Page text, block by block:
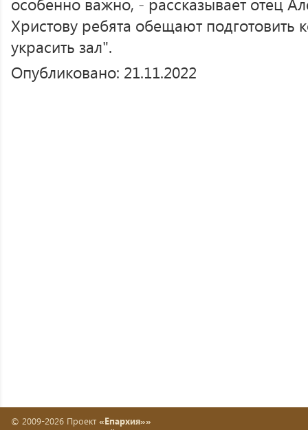
Христову ребята обещают подготовить
украсить зал".
Опубликовано: 21.11.2022
© 2009-2026 Проект «Епархия»»